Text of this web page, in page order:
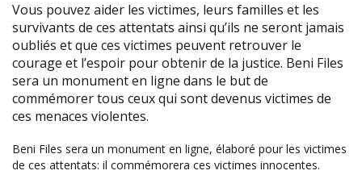
Vous pouvez aider les victimes, leurs familles et les
survivants de ces attentats ainsi qu’ils ne seront jamais
oubliés et que ces victimes peuvent retrouver le
courage et l’espoir pour obtenir de la justice. Beni Files
sera un monument en ligne dans le but de
commémorer tous ceux qui sont devenus victimes de
ces menaces violentes.
Beni Files sera un monument en ligne, élaboré pour les victimes
de ces attentats: il commémorera ces victimes innocentes.